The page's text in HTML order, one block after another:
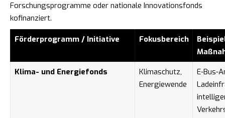
Forschungsprogramme oder nationale Innovationsfonds
kofinanziert.
Förderprogramm / Initiative Fokusbereich
Klima- und Energiefonds
Klimaschutz,
Energiewende
E-Bus-